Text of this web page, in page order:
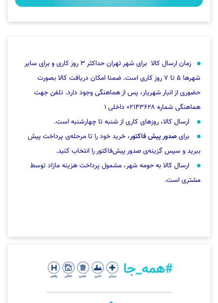
زمان ارسال کالا برای شهر تهران حداکثر ۳ روز کاری و برای سایر
شهرها ۵ تا ۷ روز کاری است. ضمنا امکان دریافت کالا بصورت
حضوری از انبار شهریار، پس از هماهنگی وجود دارد. تلفن جهت
هماهنگی شماره ۰۲۱۴۳۶۲۸ داخلی ۱
ارسال کالا، روزهای کاری از شنبه تا چهارشنبه است.
برایصدور پیش فاکتور، خرید خود را تا مرحله‌ی پرداخت پیش
ببرید و سپس گزینه‌ی صدور پیش‌فاکتور را انتخاب کنید.
ارسال کالا به حومه شهر، مشمول پرداخت هزینه مازاد توسط
مشتری است.